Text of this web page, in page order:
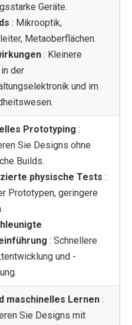
Geräte.
: Mikrooptik,
Metaoberflächen.
: Kleinere
der
und im
Prototyping :
Sie Designs ohne
Builds.
physische Tests :
Prototypen, geringere
: Schnellere
und -
maschinelles Lernen :
Sie Designs mit